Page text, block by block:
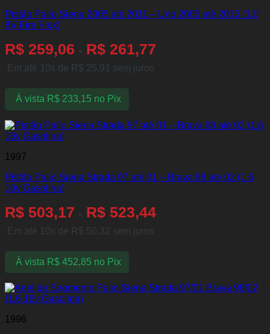
Pistão Palio Siena 2005 até 2011 – Uno 2005 até 2015 (1.0
8V Fire Flex)
R$ 259,06 - R$ 261,77
Em até 10x de R$ 25,91 sem juros
À vista R$233,15 no Pix
1997
Pistão Palio Siena Strada 97 até 01 – Brava 98 até 02 (1.6
16v Gasolina)
R$ 503,17 - R$ 523,44
Em até 10x de R$ 50,32 sem juros
À vista R$452,85 no Pix
1996